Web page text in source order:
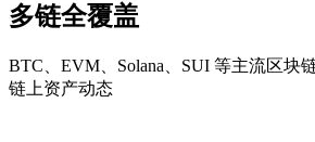
多链全覆盖
BTC、EVM、Solana、SUI 等主流区块
链上资产动态